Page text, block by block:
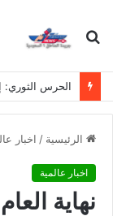
بحث
الرئيسية / اخبار
اخبار عالمية
نهاية